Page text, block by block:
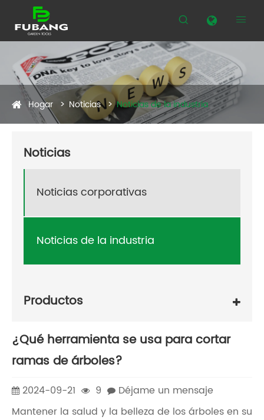
 
Hogar Noticias Noticias de la industria
Noticias
Noticias corporativas
Noticias de la industria
Productos
¿Qué herramienta se usa para cortar
ramas de árboles?
2024-09-21 9
Déjame un mensaje
Mantener la salud y la belleza de los árboles en su